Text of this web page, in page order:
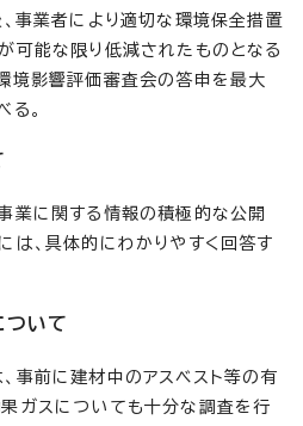
、事業者により適切な環境保全措置
可能な限り低減されたものとなる
境影響評価審査会の答申を最大
る。
業に関する情報の積極的な公開
は、具体的にわかりやすく回答す
いて
事前に建材中のアスベスト等の有
ガスについても十分な調査を行